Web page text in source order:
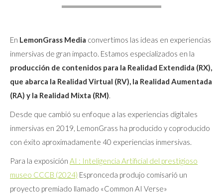
En LemonGrass Media convertimos las ideas en experiencias
inmersivas de gran impacto. Estamos especializados en la
producción de contenidos para la Realidad Extendida (RX),
que abarca la Realidad Virtual (RV), la Realidad Aumentada
(RA) y la Realidad Mixta (RM).
Desde que cambió su enfoque a las experiencias digitales
inmersivas en 2019, LemonGrass ha producido y coproducido
con éxito aproximadamente 40 experiencias inmersivas.
Para la exposición AI : Inteligencia Artificial del prestigioso
museo CCCB (2024) Espronceda produjo comisarió un
proyecto premiado llamado «Common AI Verse»